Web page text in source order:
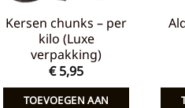
Kersen chunks – per
kilo (Luxe
verpakking)
€5,95
TOEVOEGEN AAN